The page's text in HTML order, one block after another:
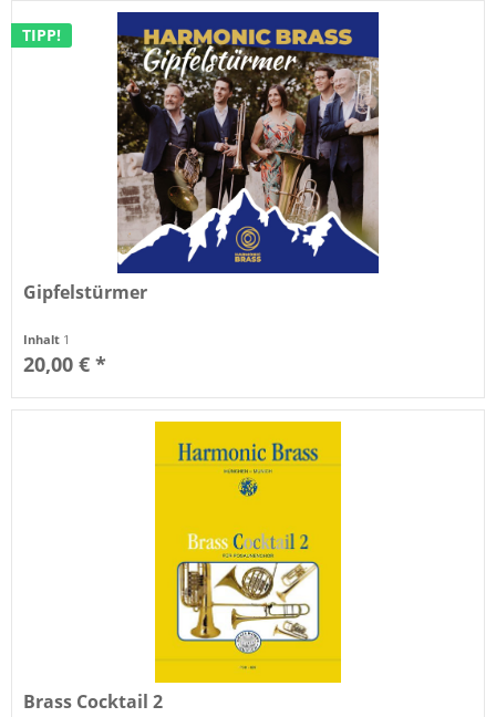
TIPP!
Gipfelstürmer
Inhalt 1
20,00 € *
Brass Cocktail 2